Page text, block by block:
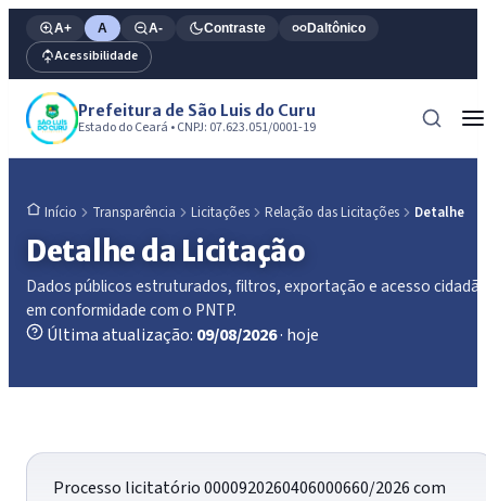
A+ A A- Contraste Daltônico
Acessibilidade
Prefeitura de São Luis do Curu
Estado do Ceará • CNPJ: 07.623.051/0001-19
Início Transparência Licitações Relação das Licitações Detalhe
Detalhe da Licitação
Dados públicos estruturados, filtros, exportação e acesso
em conformidade com o PNTP.
Última atualização: 09/08/2026· hoje
Processo licitatório 0000920260406000660/2026 com